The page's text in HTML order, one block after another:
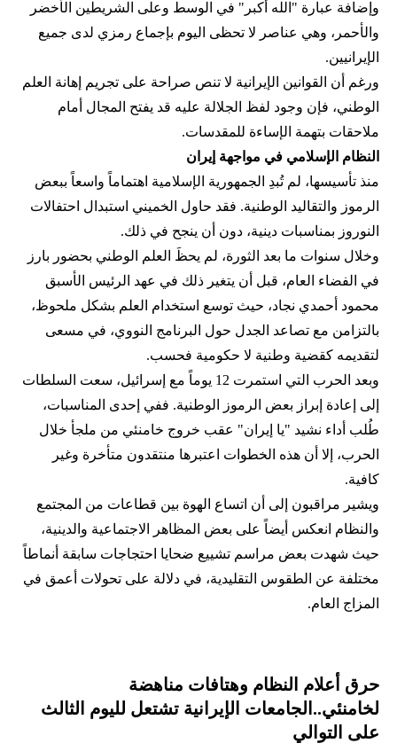
وإضافة عبارة "الله أكبر" في الوسط وعلى الشريطين الأخضر
والأحمر، وهي عناصر لا تحظى اليوم بإجماع رمزي لدى جميع
الإيرانيين.
ورغم أن القوانين الإيرانية لا تنص صراحة على تجريم إهانة العلم
الوطني، فإن وجود لفظ الجلالة عليه قد يفتح المجال أمام
ملاحقات بتهمة الإساءة للمقدسات.
النظام الإسلامي في مواجهة إيران
منذ تأسيسها، لم تُبدِ الجمهورية الإسلامية اهتماماً واسعاً ببعض
الرموز والتقاليد الوطنية. فقد حاول الخميني استبدال احتفالات
النوروز بمناسبات دينية، دون أن ينجح في ذلك.
وخلال سنوات ما بعد الثورة، لم يحظَ العلم الوطني بحضور بارز
في الفضاء العام، قبل أن يتغير ذلك في عهد الرئيس الأسبق
محمود أحمدي‌ نجاد، حيث توسع استخدام العلم بشكل ملحوظ،
بالتزامن مع تصاعد الجدل حول البرنامج النووي، في مسعى
لتقديمه كقضية وطنية لا حكومية فحسب.
وبعد الحرب التي استمرت 12 يوماً مع إسرائيل، سعت السلطات
إلى إعادة إبراز بعض الرموز الوطنية. ففي إحدى المناسبات،
طُلب أداء نشيد "يا إيران" عقب خروج خامنئي من ملجأ خلال
الحرب، إلا أن هذه الخطوات اعتبرها منتقدون متأخرة وغير
كافية.
ويشير مراقبون إلى أن اتساع الهوة بين قطاعات من المجتمع
والنظام انعكس أيضاً على بعض المظاهر الاجتماعية والدينية،
حيث شهدت بعض مراسم تشييع ضحايا احتجاجات سابقة أنماطاً
مختلفة عن الطقوس التقليدية، في دلالة على تحولات أعمق في
المزاج العام.
حرق أعلام النظام وهتافات مناهضة
لخامنئي..الجامعات الإيرانية تشتعل لليوم الثالث
على التوالي